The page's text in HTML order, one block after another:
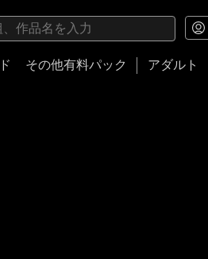
その他有料パック アダルト